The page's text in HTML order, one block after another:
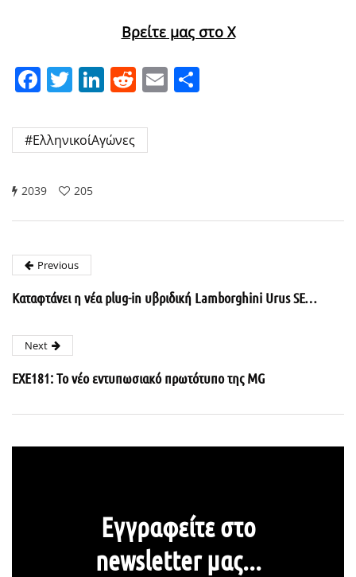
Βρείτε μας στο X
Facebook
Twitter
LinkedIn
Reddit
Email
#ΕλληνικοίΑγώνες
2039 205
Previous
Καταφτάνει η νέα plug-in υβριδική Lamborghini Urus SE…
Next
EXE181: Το νέο εντυπωσιακό πρωτότυπο της MG
Εγγραφείτε στο
newsletter μας...